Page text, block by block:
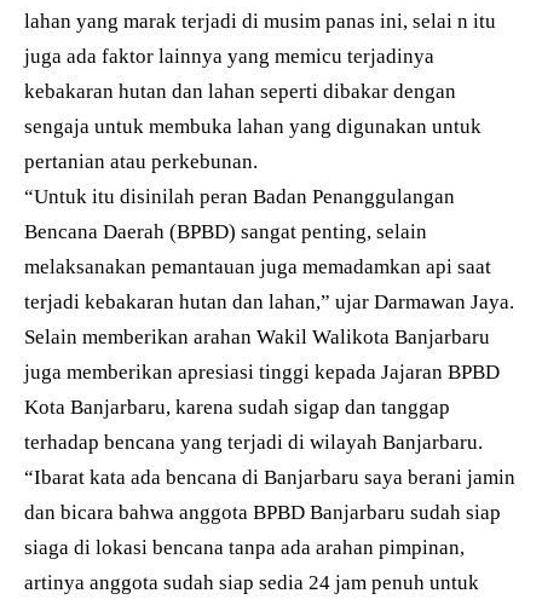
lahan yang marak terjadi di musim panas ini, selai n itu
juga ada faktor lainnya yang memicu terjadinya
kebakaran hutan dan lahan seperti dibakar dengan
sengaja untuk membuka lahan yang digunakan untuk
pertanian atau perkebunan.
“Untuk itu disinilah peran Badan Penanggulangan
Bencana Daerah (BPBD) sangat penting, selain
melaksanakan pemantauan juga memadamkan api saat
terjadi kebakaran hutan dan lahan,” ujar Darmawan Jaya.
Selain memberikan arahan Wakil Walikota Banjarbaru
juga memberikan apresiasi tinggi kepada Jajaran BPBD
Kota Banjarbaru, karena sudah sigap dan tanggap
terhadap bencana yang terjadi di wilayah Banjarbaru.
“Ibarat kata ada bencana di Banjarbaru saya berani jamin
dan bicara bahwa anggota BPBD Banjarbaru sudah siap
siaga di lokasi bencana tanpa ada arahan pimpinan,
artinya anggota sudah siap sedia 24 jam penuh untuk